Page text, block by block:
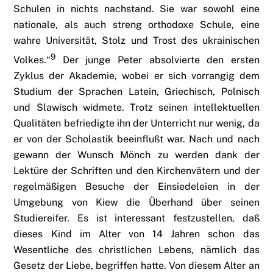
Schulen in nichts nachstand. Sie war sowohl eine
nationale, als auch streng orthodoxe Schule, eine
wahre Universität, Stolz und Trost des ukrainischen
Volkes.“9
Der junge Peter absolvierte den ersten
Zyklus der Akademie, wobei er sich vorrangig dem
Studium der Sprachen Latein, Griechisch, Polnisch
und Slawisch widmete. Trotz seinen intellektuellen
Qualitäten befriedigte ihn der Unterricht nur wenig, da
er von der Scholastik beeinflußt war. Nach und nach
gewann der Wunsch Mönch zu werden dank der
Lektüre der Schriften und den Kirchenvätern und der
regelmäßigen Besuche der Einsiedeleien in der
Umgebung von Kiew die Überhand über seinen
Studiereifer. Es ist interessant festzustellen, daß
dieses Kind im Alter von 14 Jahren schon das
Wesentliche des christlichen Lebens, nämlich das
Gesetz der Liebe, begriffen hatte. Von diesem Alter an